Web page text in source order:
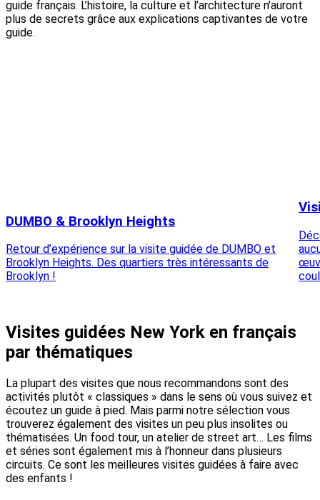
guide français. L’histoire, la culture et l’architecture n’auront
plus de secrets grâce aux explications captivantes de votre
guide.
DUMBO & Brooklyn Heights
Retour d’expérience sur la visite guidée de DUMBO et
Brooklyn Heights. Des quartiers très intéressants de
Brooklyn !
Visites guidées New York en français
par thématiques
La plupart des visites que nous recommandons sont des
activités plutôt « classiques » dans le sens où vous suivez et
écoutez un guide à pied. Mais parmi notre sélection vous
trouverez également des visites un peu plus insolites ou
thématisées. Un food tour, un atelier de street art… Les films
et séries sont également mis à l’honneur dans plusieurs
circuits. Ce sont les meilleures visites guidées à faire avec
des enfants !